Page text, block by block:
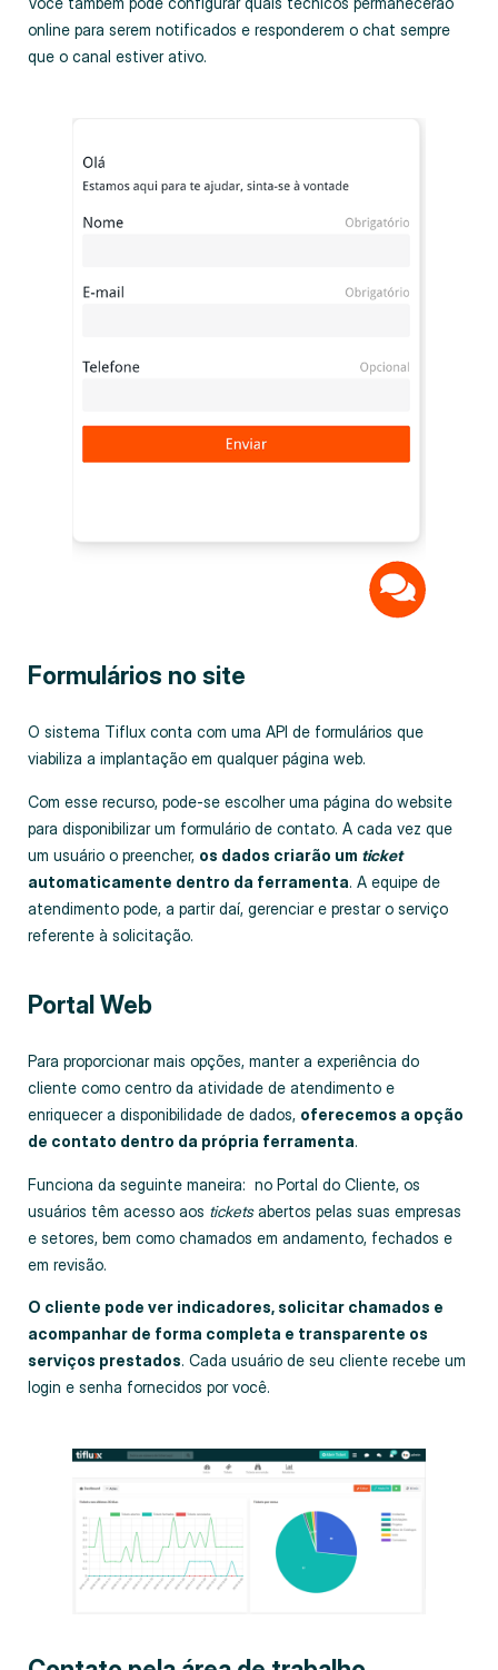
online para serem notificados e responderem o chat sempre
que o canal estiver ativo.
Formulários no site
O sistema Tiflux conta com uma API de formulários que
viabiliza a implantação em qualquer página web.
Com esse recurso, pode-se escolher uma página do website
para disponibilizar um formulário de contato. A cada vez que
um usuário o preencher, os dados criarão um ticket
automaticamente dentro da ferramenta. A equipe de
atendimento pode, a partir daí, gerenciar e prestar o serviço
referente à solicitação.
Portal Web
Para proporcionar mais opções, manter a experiência do
cliente como centro da atividade de atendimento e
enriquecer a disponibilidade de dados, oferecemos a opção
de contato dentro da própria ferramenta.
Funciona da seguinte maneira: no Portal do Cliente, os
usuários têm acesso aos ticketsabertos pelas suas empresas
e setores, bem como chamados em andamento, fechados e
em revisão.
O cliente pode ver indicadores, solicitar chamados e
acompanhar de forma completa e transparente os
serviços prestados. Cada usuário de seu cliente recebe um
login e senha fornecidos por você.